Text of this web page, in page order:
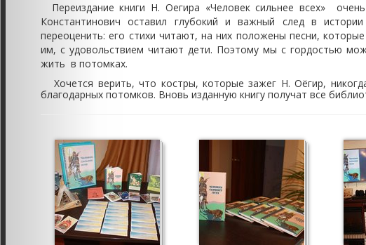
Переиздание книги Н. Оегира «Человек сильнее всех»
Константинович оставил глубокий и важный след в
переоценить: его стихи читают, на них положены песни,
им, с удовольствием читают дети. Поэтому мы с гордостью
жить в потомках.
Хочется верить, что костры, которые зажег Н. Оёгир,
благодарных потомков. Вновь изданную книгу получат все